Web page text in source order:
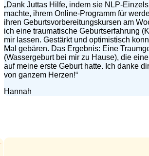
„Dank Juttas Hilfe, indem sie NLP-
machte, ihrem Online-Programm für
ihren Geburtsvorbereitungskursen am
ich eine traumatische Geburtserfahrung
mir lassen. Gestärkt und optimistisch
Mal gebären. Das Ergebnis: Eine
(Wassergeburt bei mir zu Hause), die
auf meine erste Geburt hatte. Ich danke
von ganzem Herzen!“
Hannah